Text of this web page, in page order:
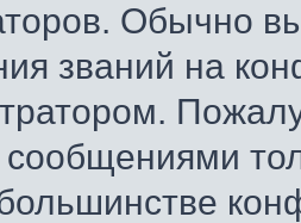
Обычно
званий на